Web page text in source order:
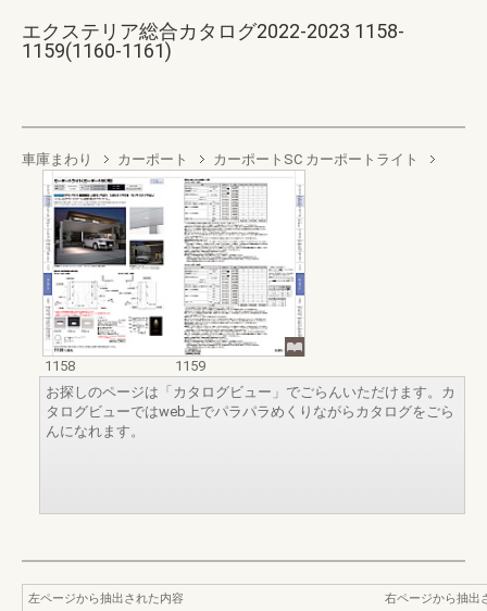
エクステリア総合カタログ2022-2023 1158-
1159(1160-1161)
車庫まわり カーポート カーポートSC カーポートライト
1158
1159
お探しのページは「カタログビュー」でごらんいただけます。カ
タログビューではweb上でパラパラめくりながらカタログをごら
んになれます。
左ページから抽出された内容
右ページから抽出